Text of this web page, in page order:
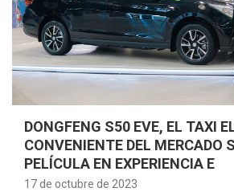
DONGFENG S50 EVE, EL TAXI
CONVENIENTE DEL MERCADO
PELÍCULA EN EXPERIENCIA E
17 de octubre de 2023